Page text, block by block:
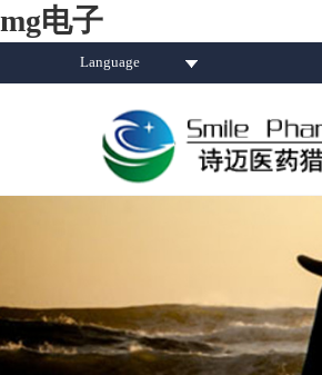
mg电子
Language